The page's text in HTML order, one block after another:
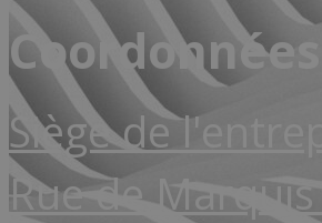
Coordonnées
Siège de
Rue de Marquis 1